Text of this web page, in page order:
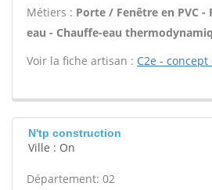
Métiers : Porte / Fenêtre en PVC -
eau - Chauffe-eau
Voir la fiche artisan : C2e -
N'tp construction
Ville : On
Département: 02